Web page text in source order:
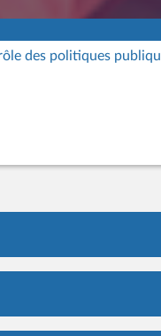
des politiques